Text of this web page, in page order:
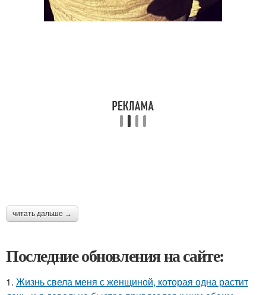
читать дальше →
Последние обновления на сайте:
1. Жизнь свела меня с женщиной, которая одна растит